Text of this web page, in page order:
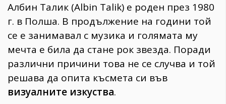
Wellness
ПОСЛЕДВАЙТЕ
НИ
Албин Талик (Albin Talik) е роден през 1980
г. в Полша. В продължение на години той
се е занимавал с музика и голямата му
мечта е била да стане рок звезда. Поради
различни причини това не се случва и той
решава да опита късмета си във
визуалните изкуства.